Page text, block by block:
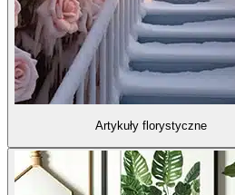
Artykuły florystyczne